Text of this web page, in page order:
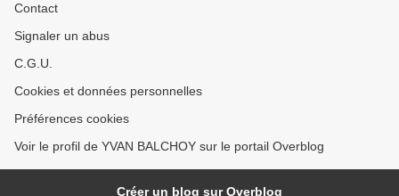
Contact
Signaler un abus
C.G.U.
Cookies et données personnelles
Préférences cookies
Voir le profil de YVAN BALCHOY sur le portail Overblog
Créer un blog sur Overblog